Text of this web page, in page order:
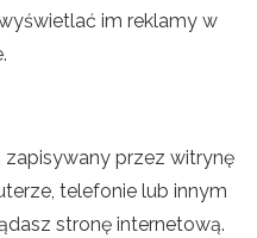
im reklamy w
zapisywany przez witrynę
telefonie lub innym
stronę internetową.